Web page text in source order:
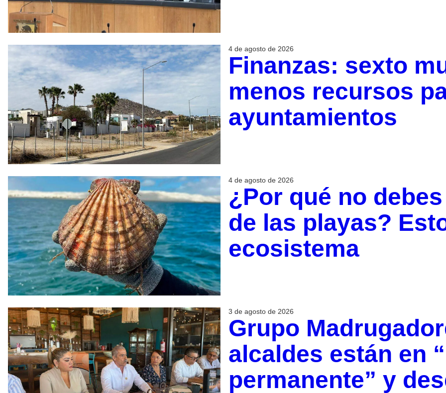
4 de agosto de 2026
Finanzas: sexto
menos recursos
ayuntamientos
4 de agosto de 2026
¿Por qué no
de las playas?
ecosistema
3 de agosto de 2026
Grupo
alcaldes están en
permanente” y